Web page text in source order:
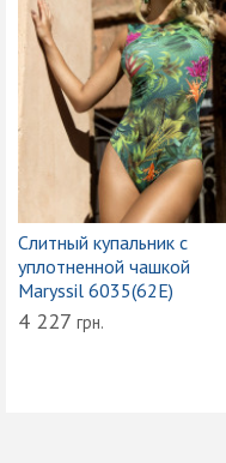
Слитный купальник с
уплотненной чашкой
Maryssil 6035(62Е)
4 227 грн.